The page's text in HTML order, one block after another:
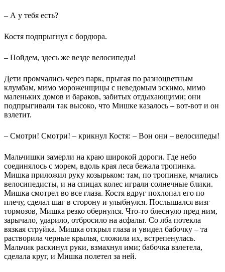
– А у тебя есть?
Костя подпрыгнул с бордюра.
– Пойдем, здесь же везде велосипеды!
Дети промчались через парк, прыгая по разноцветным
клумбам, мимо мороженщицы с неведомым эскимо, мимо
маленьких домов и бараков, забитых отдыхающими; они
подпрыгивали так высоко, что Мишке казалось – вот-вот и он
взлетит.
– Смотри! Смотри! – крикнул Костя: – Вон они – велосипеды!
Мальчишки замерли на краю широкой дороги. Где небо
соединялось с морем, вдоль края леса бежала тропинка.
Мишка приложил руку козырьком: там, по тропинке, мчались
велосипедисты, и на спицах колес играли солнечные блики.
Мишка смотрел во все глаза. Костя вдруг похлопал его по
плечу, сделал шаг в сторону и улыбнулся. Послышался визг
тормозов, Мишка резко обернулся. Что-то блеснуло пред ним,
зарычало, ударило, отбросило на асфальт. Со лба потекла
вязкая струйка. Мишка открыл глаза и увидел бабочку – та
растворила черные крылья, сложила их, встрепенулась.
Мальчик раскинул руки, взмахнул ими; бабочка взлетела,
сделала круг, и Мишка полетел за ней.